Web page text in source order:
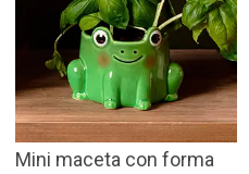
Mini maceta con forma